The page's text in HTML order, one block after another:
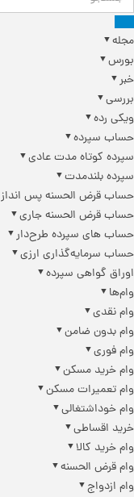
مجله
بورس
خبر
بررسی
ویکی رده
حساب سپرده
سپرده کوتاه مدت عادی
سپرده بلندمدت
حساب قرض الحسنه پس انداز
حساب قرض الحسنه جاری
حساب های سپرده طرح‌دار
حساب سرمایه‌گذاری ارزی
اوراق گواهی سپرده
وام‌ها
وام نقدی
وام بدون ضامن
وام فوری
وام خرید مسکن
وام تعمیرات مسکن
وام خوداشتغالی
خرید اقساطی
وام خرید کالا
وام قرض الحسنه
وام ازدواج